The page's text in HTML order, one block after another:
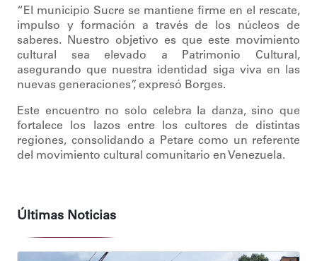
“El municipio Sucre se mantiene firme en el rescate,
impulso y formación a través de los núcleos de
saberes. Nuestro objetivo es que este movimiento
cultural sea elevado a Patrimonio Cultural,
asegurando que nuestra identidad siga viva en las
nuevas generaciones”, expresó Borges.
Este encuentro no solo celebra la danza, sino que
fortalece los lazos entre los cultores de distintas
regiones, consolidando a Petare como un referente
del movimiento cultural comunitario en Venezuela.
Últimas Noticias